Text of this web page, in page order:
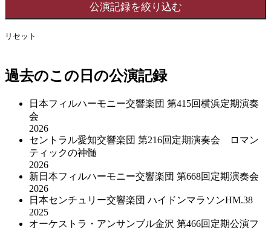
リセット
過去のこの日の公演記録
日本フィルハーモニー交響楽団 第415回横浜定期演奏
会
2026
セントラル愛知交響楽団 第216回定期演奏会 ロマン
ティックの神髄
2026
新日本フィルハーモニー交響楽団 第668回定期演奏会
2026
日本センチュリー交響楽団 ハイドンマラソンHM.38
2025
オーケストラ・アンサンブル金沢 第466回定期公演フ